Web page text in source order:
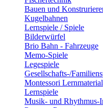
Bauen und
Kugelbahnen
Lernspiele / Spiele
Bilderwürfel
Brio Bahn - Fahrzeuge
Memo-Spiele
Legespiele
Gesellschafts-/
Montessori Lernmaterial
Lernspiele
Musik- und Rhythmus-